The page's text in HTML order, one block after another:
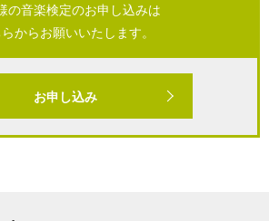
の音楽検定のお申し込みは
からお願いいたします。
お申し込み